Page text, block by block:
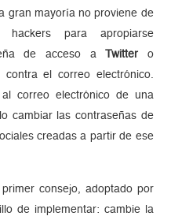
gran mayoría no proviene de
para apropiarse
de acceso a
Twitter o
el correo electrónico.
correo electrónico de una
cambiar las contraseñas de
creadas a partir de ese
consejo, adoptado por
de implementar: cambie la